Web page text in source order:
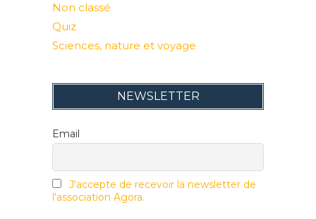
Non classé
Quiz
Sciences, nature et voyage
NEWSLETTER
Email
J'accepte de recevoir la newsletter de
l'association Agora.